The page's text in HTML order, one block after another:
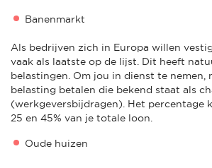
Banenmarkt
Als bedrijven zich in Europa willen
vaak als laatste op de lijst. Dit heeft
belastingen. Om jou in dienst te nemen,
belasting betalen die bekend staat als
(werkgeversbijdragen). Het percentage
25 en 45% van je totale loon.
Oude huizen